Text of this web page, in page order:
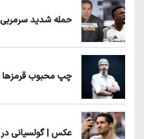
حمله شدید
چپ محبوب
عکس | گولسیانی